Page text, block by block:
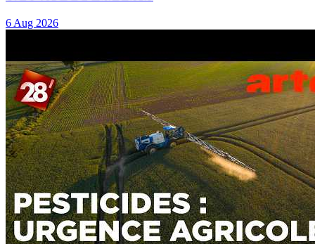
6 Aug 2026